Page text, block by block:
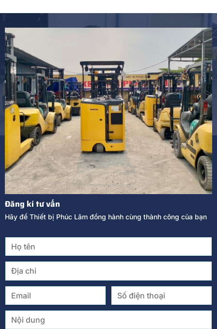
Đăng kí tư vấn
Hãy để Thiết bị Phúc Lâm đồng hành cùng thành công của bạn